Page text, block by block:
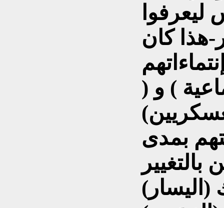
هذا كان
) و (
بمدى